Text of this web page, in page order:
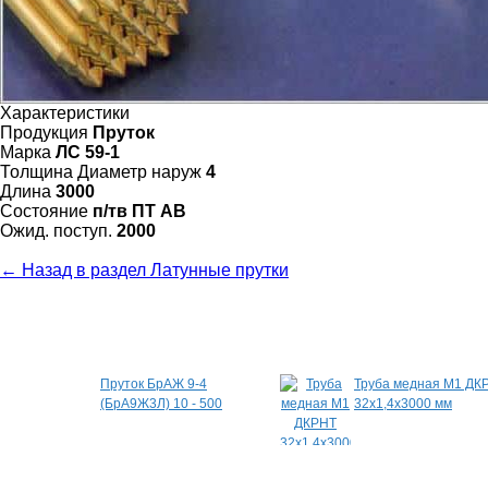
Характеристики
Продукция Пруток
Марка ЛС 59-1
Толщина Диаметр наруж 4
Длина 3000
Состояние п/тв ПТ АВ
Ожид. поступ. 2000
← Назад в раздел Латунные прутки
Пруток БрАЖ 9-4
(БрА9Ж3Л) 10 - 500
Труба медная М1
32х1,4х3000 мм